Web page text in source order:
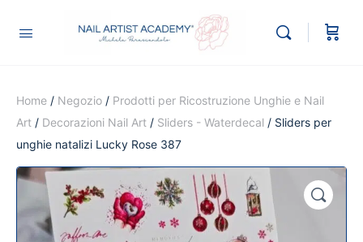
Home / Negozio / Prodotti per Ricostruzione Unghie e Nail
Art / Decorazioni Nail Art / Sliders - Waterdecal / Sliders per
unghie natalizi Lucky Rose 387
🔍